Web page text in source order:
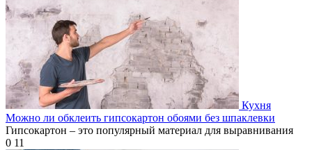
Кухня
Можно ли обклеить гипсокартон обоями без шпаклевки
Гипсокартон – это популярный материал для выравнивания
0 11